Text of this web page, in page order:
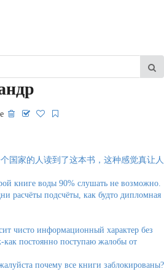
国家的人读到了这本书，这种感觉真让人
книге воды 90% слушать не возможно.
расчёты подсчёты, как будто дипломная
чисто информационный характер без
как постоянно поступаю жалобы от
почему все книги заблокированы?